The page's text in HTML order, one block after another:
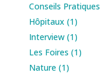
Conseils Pratiques
Hôpitaux (1)
Interview (1)
Les Foires (1)
Nature (1)